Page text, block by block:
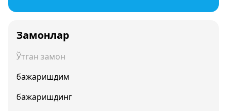
Замонлар
Ўтган замон
бажаришдим
бажаришдинг